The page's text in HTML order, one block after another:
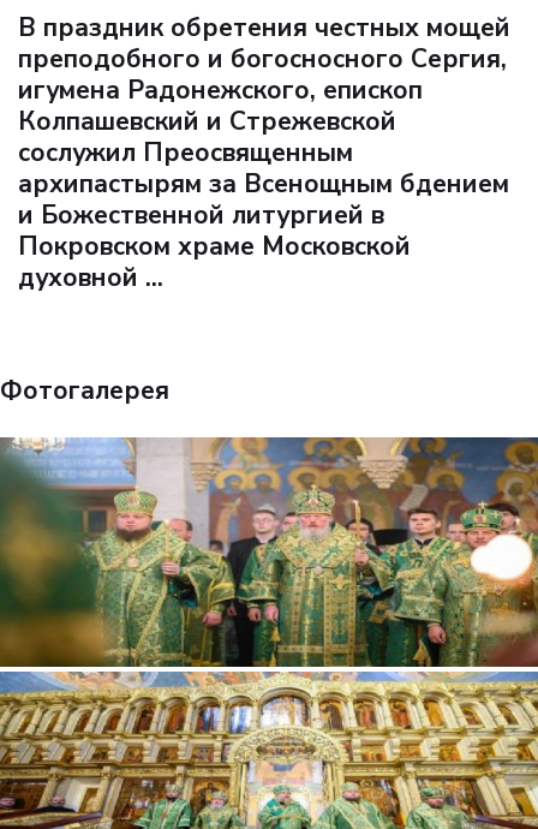
В праздник обретения честных мощей
преподобного и богосносного Сергия,
игумена Радонежского, епископ
Колпашевский и Стрежевской
сослужил Преосвященным
архипастырям за Всенощным бдением
и Божественной литургией в
Покровском храме Московской
духовной ...
Фотогалерея